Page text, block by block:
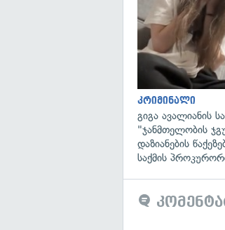
კრიმინალი
გიგა ავალიანის
"ჯანმთელობის
დაზიანების
საქმის